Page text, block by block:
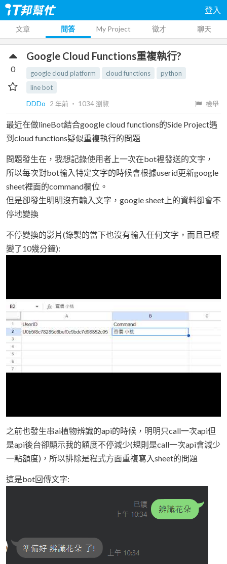
登入
文章 問答 My Project 徵才 聊天
Google Cloud Functions重複執行?
google cloud platform cloud functions
python
line bot
DDDo
2 年前 ‧ 1034瀏覽 檢舉
0
最近在做lineBot結合google cloud functions的Side Project遇
到cloud functions疑似重複執行的問題
問題發生在，我想記錄使用者上一次在bot裡發送的文字，
所以每次對bot輸入特定文字的時候會根據userid更新google
sheet裡面的command欄位。
但是卻發生明明沒有輸入文字，google sheet上的資料卻會不
停地變換
不停變換的影片(錄製的當下也沒有輸入任何文字，而且已經
變了10幾分鐘):
之前也發生串ai植物辨識的api的時候，明明只call一次api但
是api後台卻顯示我的額度不停減少(規則是call一次api會減少
一點額度)，所以排除是程式方面重複寫入sheet的問題
這是bot回傳文字: